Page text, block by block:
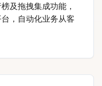
及拖拽集成功能，
，自动化业务从客